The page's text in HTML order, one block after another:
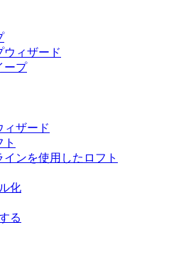
ウィザード
ープ
ィザード
ト
インを使用したロフト
化
る